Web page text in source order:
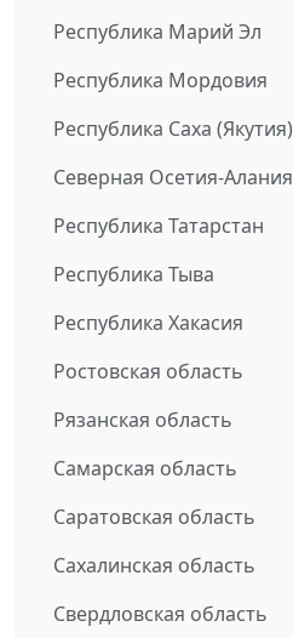
Республика Марий Эл
Республика Мордовия
Республика Саха (Якутия)
Северная Осетия-Алания
Республика Татарстан
Республика Тыва
Республика Хакасия
Ростовская область
Рязанская область
Самарская область
Саратовская область
Сахалинская область
Свердловская область